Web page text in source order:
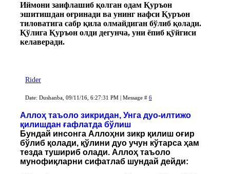
Иймони заифлашиб қолган одам Қуръон
эшитишдан оғринади ва унинг нафси Қуръон
тиловатига сабр қила олмайдиган бўлиб қолади.
Қўлига Қуръон олди дегунча, уни ёпиб қўйгиси
келаверади.
Rider
Date: Dushanba, 09/11/16, 6:27:31 PM | Message # 6
Аллоҳ таъоло зикридан, Унга дуо-илтижо
қилишдан ғафлатда бўлиш
Бундай инсонга Аллоҳни зикр қилиш оғир
бўлиб қолади, қўлини дуо учун кўтарса ҳам
тезда тушириб олади. Аллоҳ таъоло
мунофиқларни сифатлаб шундай дейди: